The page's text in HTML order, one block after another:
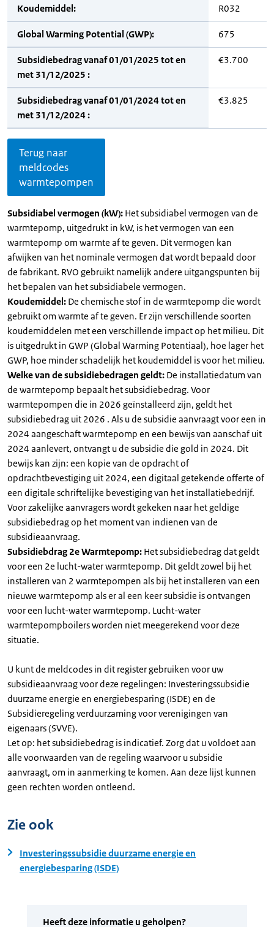
Koudemiddel: R032
Global Warming Potential (GWP): 675
Subsidiebedrag vanaf 01/01/2025 tot en
met 31/12/2025 :
€3.700
Subsidiebedrag vanaf 01/01/2024 tot en
met 31/12/2024 :
€3.825
Terug naar
meldcodes
warmtepompen
Subsidiabel vermogen (kW): Het subsidiabel vermogen van de
warmtepomp, uitgedrukt in kW, is het vermogen van een
warmtepomp om warmte af te geven. Dit vermogen kan
afwijken van het nominale vermogen dat wordt bepaald door
de fabrikant. RVO gebruikt namelijk andere uitgangspunten bij
het bepalen van het subsidiabele vermogen.
Koudemiddel: De chemische stof in de warmtepomp die wordt
gebruikt om warmte af te geven. Er zijn verschillende soorten
koudemiddelen met een verschillende impact op het milieu. Dit
is uitgedrukt in GWP (Global Warming Potentiaal), hoe lager het
GWP, hoe minder schadelijk het koudemiddel is voor het milieu.
Welke van de subsidiebedragen geldt: De installatiedatum van
de warmtepomp bepaalt het subsidiebedrag. Voor
warmtepompen die in 2026 geïnstalleerd zijn, geldt het
subsidiebedrag uit 2026 . Als u de subsidie aanvraagt voor een in
2024 aangeschaft warmtepomp en een bewijs van aanschaf uit
2024 aanlevert, ontvangt u de subsidie die gold in 2024. Dit
bewijs kan zijn: een kopie van de opdracht of
opdrachtbevestiging uit 2024, een digitaal getekende offerte of
een digitale schriftelijke bevestiging van het installatiebedrijf.
Voor zakelijke aanvragers wordt gekeken naar het geldige
subsidiebedrag op het moment van indienen van de
subsidieaanvraag.
Subsidiebdrag 2e Warmtepomp: Het subsidiebedrag dat geldt
voor een 2e lucht-water warmtepomp. Dit geldt zowel bij het
installeren van 2 warmtepompen als bij het installeren van een
nieuwe warmtepomp als er al een keer subsidie is ontvangen
voor een lucht-water warmtepomp. Lucht-water
warmtepompboilers worden niet meegerekend voor deze
situatie.
U kunt de meldcodes in dit register gebruiken voor uw
subsidieaanvraag voor deze regelingen: Investeringssubsidie
duurzame energie en energiebesparing (ISDE) en de
Subsidieregeling verduurzaming voor verenigingen van
eigenaars (SVVE).
Let op: het subsidiebedrag is indicatief. Zorg dat u voldoet aan
alle voorwaarden van de regeling waarvoor u subsidie
aanvraagt, om in aanmerking te komen. Aan deze lijst kunnen
geen rechten worden ontleend.
Zie ook
Investeringssubsidie duurzame energie en
energiebesparing (ISDE)